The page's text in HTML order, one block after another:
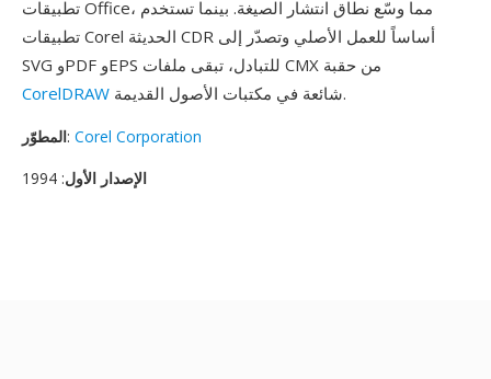
تطبيقات Office، مما وسّع نطاق انتشار الصيغة. بينما تستخدم
تطبيقات Corel الحديثة CDR أساساً للعمل الأصلي وتصدّر إلى
SVG وPDF وEPS للتبادل، تبقى ملفات CMX من حقبة
CorelDRAW
شائعة في مكتبات الأصول القديمة.
المطوّر: Corel Corporation
الإصدار الأول: 1994